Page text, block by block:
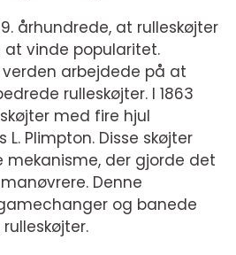
århundrede, at rulleskøjter
vinde popularitet.
arbejdede på at
rulleskøjter. I 1863
med fire hjul
Plimpton. Disse skøjter
der gjorde det
Denne
og banede